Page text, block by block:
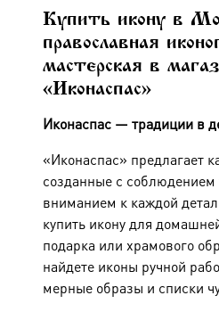
Купить икону в
православная
мастерская в
«Иконаспас»
Иконаспас — традиции в
«Иконаспас» предлагает
созданные с соблюдением
вниманием к каждой
купить икону для
подарка или храмового
найдете иконы ручной
мерные образы и списки